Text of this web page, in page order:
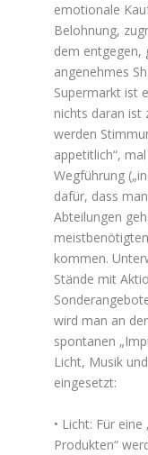
emotionale
Belohnung,
dem entgegen,
angenehmes
Supermarkt ist
nichts daran ist
werden
appetitlich“,
Wegführung
dafür, dass
Abteilungen
kommen.
Stände mit
wird man an
spontanen
Licht, Musik
eingesetzt:
• Licht: Für
Produkten“